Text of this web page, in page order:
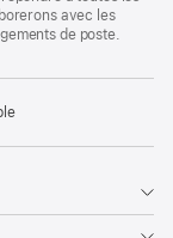
avec les
de poste.